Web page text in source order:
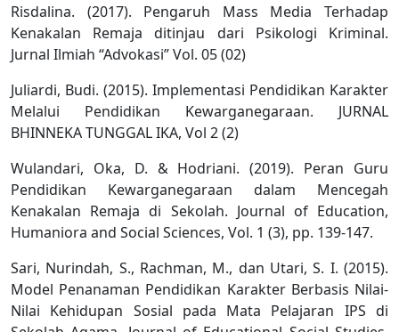
Risdalina. (2017). Pengaruh Mass Media Terhadap
Kenakalan Remaja ditinjau dari Psikologi Kriminal.
Jurnal Ilmiah “Advokasi” Vol. 05 (02)
Juliardi, Budi. (2015). Implementasi Pendidikan Karakter
Melalui Pendidikan Kewarganegaraan. JURNAL
BHINNEKA TUNGGAL IKA, Vol 2 (2)
Wulandari, Oka, D. & Hodriani. (2019). Peran Guru
Pendidikan Kewarganegaraan dalam Mencegah
Kenakalan Remaja di Sekolah. Journal of Education,
Humaniora and Social Sciences, Vol. 1 (3), pp. 139-147.
Sari, Nurindah, S., Rachman, M., dan Utari, S. I. (2015).
Model Penanaman Pendidikan Karakter Berbasis Nilai-
Nilai Kehidupan Sosial pada Mata Pelajaran IPS di